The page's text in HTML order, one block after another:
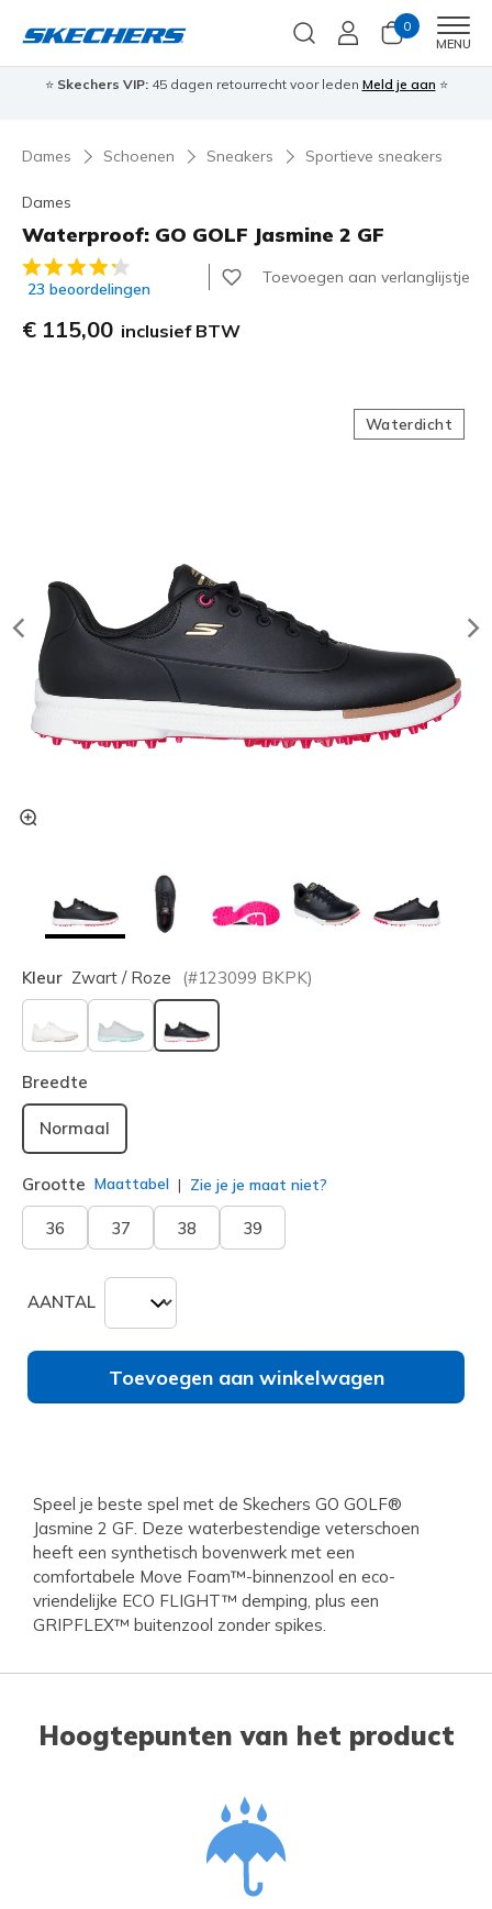
0
MENU
⭐ Skechers VIP:45 dagen retourrecht voor leden Meld je aan ⭐
Dames Schoenen Sneakers Sportieve sneakers
Dames
Waterproof: GO GOLF Jasmine 2 GF
4,4 van de 5 klantbeoordelingen
23 beoordelingen
Toevoegen aan verlanglijstje
€ 115,00 inclusief BTW
Waterdicht
Kleur Zwart / Roze (#123099 BKPK)
geselecteerd
Breedte
Normaal
Grootte Maattabel Zie je je maat niet?
36 37 38 39
AANTAL
Toevoegen aan winkelwagen
Speel je beste spel met de Skechers GO GOLF®
Jasmine 2 GF. Deze waterbestendige veterschoen
heeft een synthetisch bovenwerk met een
comfortabele Move Foam™-binnenzool en eco-
vriendelijke ECO FLIGHT™ demping, plus een
GRIPFLEX™ buitenzool zonder spikes.
Hoogtepunten van het product